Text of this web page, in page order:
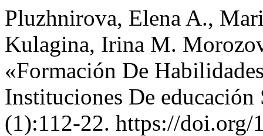
Pluzhnirova, Elena A.,
Kulagina, Irina M.
«Formación De
Instituciones De
(1):112-22. https://doi.org/